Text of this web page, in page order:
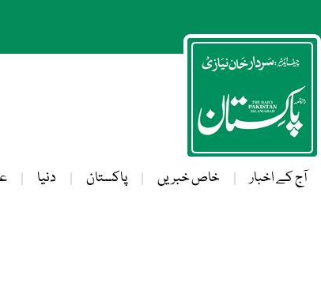
آج کے اخبار خاص خبریں پاکستان دنیا